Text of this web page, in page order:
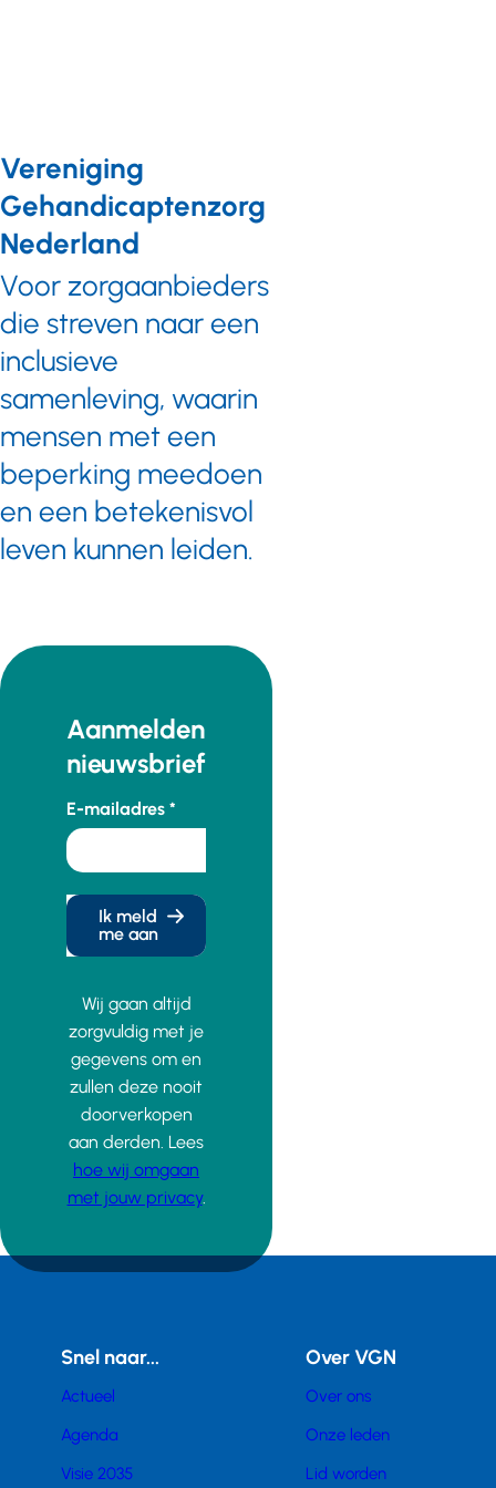
Vereniging
Gehandicaptenzorg
Nederland
Voor zorgaanbieders
die streven naar een
inclusieve
samenleving, waarin
mensen met een
beperking meedoen
en een betekenisvol
leven kunnen leiden.
Aanmelden
nieuwsbrief
E-mailadres
Ik meld
me aan
Wij gaan altijd
zorgvuldig met je
gegevens om en
zullen deze nooit
doorverkopen
aan derden. Lees
hoe wij omgaan
met jouw privacy.
Snel naar...
Actueel
Agenda
Visie 2035
Over VGN
Over ons
Onze leden
Lid worden